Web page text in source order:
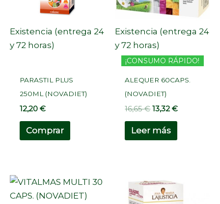
Existencia (entrega 24
y 72 horas)
PARASTIL PLUS
250ML (NOVADIET)
12,20€
Comprar
¡CONSUMO RÁPIDO!
Existencia (entrega 24
y 72 horas)
ALEQUER 60CAPS.
(NOVADIET)
16,65€ 13,32€
Leer más